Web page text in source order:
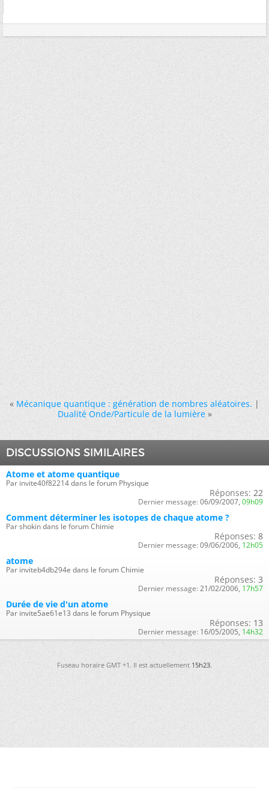
« Mécanique quantique : génération de nombres aléatoires.|
Dualité Onde/Particule de la lumière »
DISCUSSIONS SIMILAIRES
Atome et atome quantique
Par invite40f82214 dans le forum Physique
Réponses: 22
Dernier message: 06/09/2007, 09h09
Comment déterminer les isotopes de chaque atome ?
Par shokin dans le forum Chimie
Réponses: 8
Dernier message: 09/06/2006, 12h05
atome
Par inviteb4db294e dans le forum Chimie
Réponses: 3
Dernier message: 21/02/2006, 17h57
Durée de vie d'un atome
Par invite5ae61e13 dans le forum Physique
Réponses: 13
Dernier message: 16/05/2005, 14h32
Fuseau horaire GMT +1. Il est actuellement15h23.